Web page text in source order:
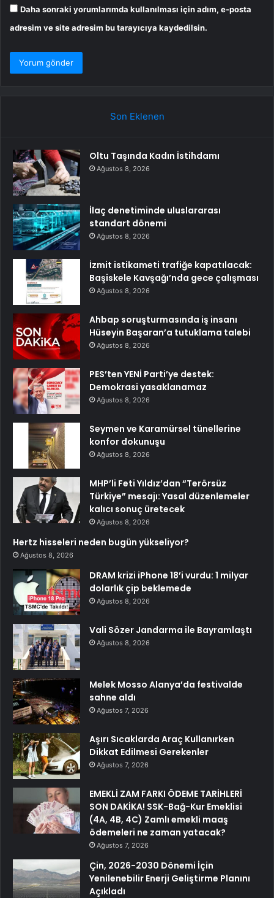
Daha sonraki yorumlarımda kullanılması için adım, e-posta
adresim ve site adresim bu tarayıcıya kaydedilsin.
Son Eklenen
Oltu Taşında Kadın İstihdamı
Ağustos 8, 2026
İlaç denetiminde uluslararası
standart dönemi
Ağustos 8, 2026
İzmit istikameti trafiğe kapatılacak:
Başiskele Kavşağı’nda gece çalışması
Ağustos 8, 2026
Ahbap soruşturmasında iş insanı
Hüseyin Başaran’a tutuklama talebi
Ağustos 8, 2026
PES’ten YENİ Parti’ye destek:
Demokrasi yasaklanamaz
Ağustos 8, 2026
Seymen ve Karamürsel tünellerine
konfor dokunuşu
Ağustos 8, 2026
MHP’li Feti Yıldız’dan “Terörsüz
Türkiye” mesajı: Yasal düzenlemeler
kalıcı sonuç üretecek
Ağustos 8, 2026
Hertz hisseleri neden bugün yükseliyor?
Ağustos 8, 2026
DRAM krizi iPhone 18’i vurdu: 1 milyar
dolarlık çip beklemede
Ağustos 8, 2026
Vali Sözer Jandarma ile Bayramlaştı
Ağustos 8, 2026
Melek Mosso Alanya’da festivalde
sahne aldı
Ağustos 7, 2026
Aşırı Sıcaklarda Araç Kullanırken
Dikkat Edilmesi Gerekenler
Ağustos 7, 2026
EMEKLİ ZAM FARKI ÖDEME TARİHLERİ
SON DAKİKA! SSK-Bağ-Kur Emeklisi
(4A, 4B, 4C) Zamlı emekli maaş
ödemeleri ne zaman yatacak?
Ağustos 7, 2026
Çin, 2026-2030 Dönemi İçin
Yenilenebilir Enerji Geliştirme Planını
Açıkladı